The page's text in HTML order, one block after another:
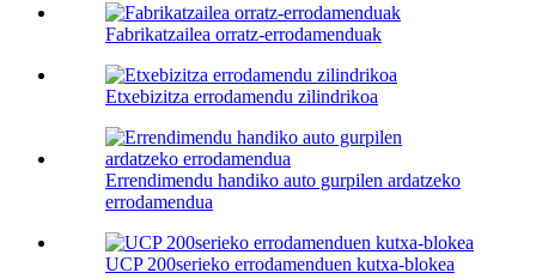
Fabrikatzailea orratz-errodamenduak
Etxebizitza errodamendu zilindrikoa
Errendimendu handiko auto gurpilen ardatzeko
errodamendua
UCP 200serieko errodamenduen kutxa-blokea